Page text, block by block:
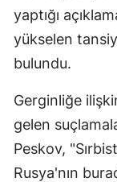
yaptığı
yükselen
bulundu.
Gerginliğe
gelen
Peskov,
Rusya'nın